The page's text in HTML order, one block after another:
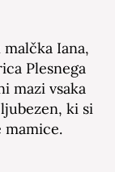
Iana,
Plesnega
mazi vsaka
ki si